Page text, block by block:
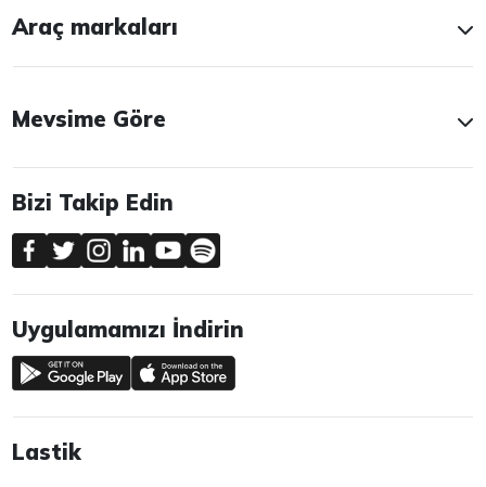
Araç markaları
Mevsime Göre
Bizi Takip Edin
Uygulamamızı İndirin
Lastik